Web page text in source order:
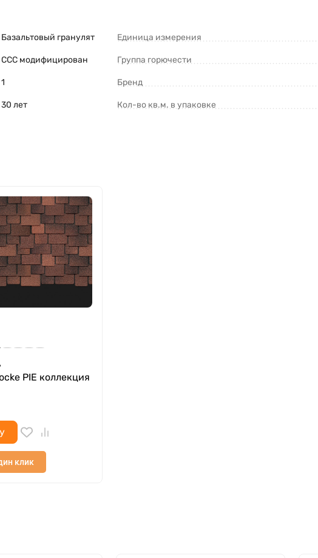
Базальтовый гранулят
ССС модифицирован
1
30 лет
Единица измерения
Группа горючести
Бренд
Кол-во кв.м. в упаковке
PIE коллекция
клик